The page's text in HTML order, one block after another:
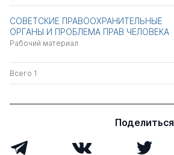
СОВЕТСКИЕ ПРАВООХРАНИТЕЛЬНЫЕ
ОРГАНЫ И ПРОБЛЕМА ПРАВ ЧЕЛОВЕКА
Рабочий материал
Всего 1
Поделиться